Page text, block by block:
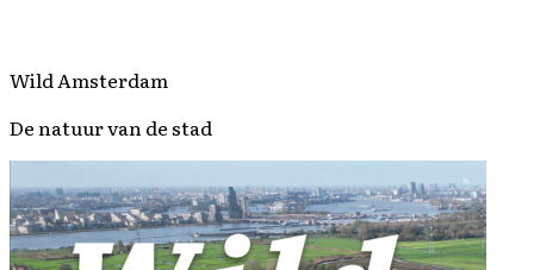
Wild Amsterdam
De natuur van de stad